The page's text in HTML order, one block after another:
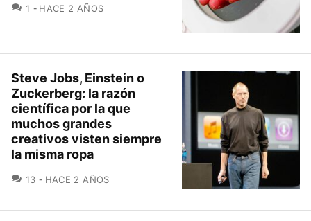
1 COMENTARIOS
HACE 2 AÑOS
Steve Jobs, Einstein o
Zuckerberg: la razón
científica por la que
muchos grandes
creativos visten siempre
la misma ropa
13 COMENTARIOS
HACE 2 AÑOS